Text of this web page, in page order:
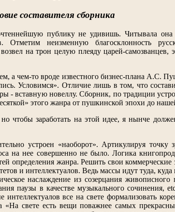
составителя сборника
публику не удивишь. Читывала
Отметим неизменную благосклонность
на трон целую плеяду царей-самозванцев,
а чем-то вроде известного бизнес-плана А.С.
Условимся». Отличие лишь в том, что
- вставную новеллу. Сборник, по традиции
этого жанра от пушкинской эпохи до
чтобы заработать на этой идее, я нынче
устроен «наоборот». Артикулируя
на нее совершенно не было. Логика
определения жанра. Решить свои коммерческие
и интеллектуалов. Ведь массы идут туда,
наслаждение из созерцания
паузы в качестве музыкального сочинения,
все на свете формализовать
«На свете есть вещи поважнее самых